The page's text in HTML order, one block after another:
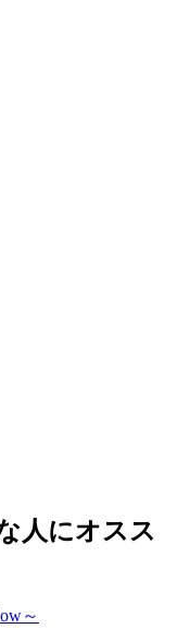
人にオスス